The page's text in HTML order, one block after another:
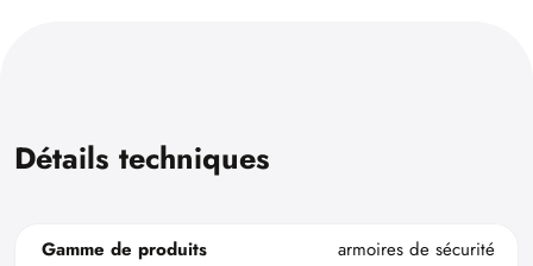
Détails techniques
Gamme de produits
armoires de sécurité